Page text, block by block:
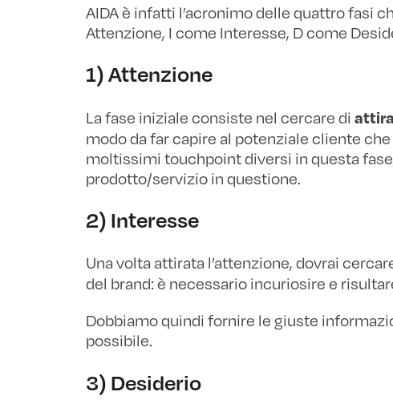
AIDA è infatti l’acronimo delle quattro fasi
Attenzione, I come Interesse, D come
1) Attenzione
La fase iniziale consiste nel cercare di
modo da far capire al potenziale cliente
moltissimi touchpoint diversi in questa
prodotto/servizio in questione.
2) Interesse
Una volta attirata l’attenzione, dovrai
del brand: è necessario incuriosire e
Dobbiamo quindi fornire le giuste
possibile.
3) Desiderio